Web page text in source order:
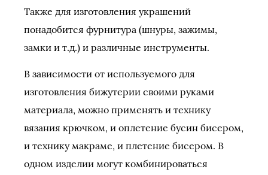
Также для изготовления украшений
понадобится фурнитура (шнуры, зажимы,
замки и т.д.) и различные инструменты.
В зависимости от используемого для
изготовления бижутерии своими руками
материала, можно применять и технику
вязания крючком, и оплетение бусин бисером,
и технику макраме, и плетение бисером. В
одном изделии могут комбинироваться